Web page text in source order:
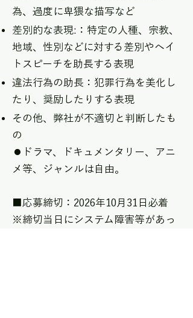
為、過度に卑猥な描写など
差別的な表現:：特定の人種、宗教、
地域、性別などに対する差別やヘイ
トスピーチを助長する表現
違法行為の助長：犯罪行為を美化し
たり、奨励したりする表現
その他、弊社が不適切と判断したも
の
⚫︎ドラマ、ドキュメンタリー、アニ
メ等、ジャンルは自由。
■応募締切：2026年10月31日必着
※締切当日にシステム障害等があっ